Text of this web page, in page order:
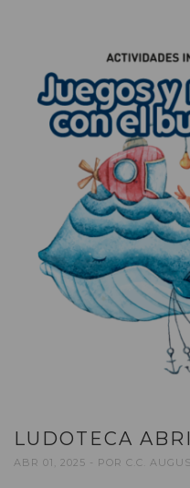
LUDOTECA
ABR 01, 2025 POR C.C.